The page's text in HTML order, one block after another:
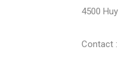
4500 Huy
Contact :